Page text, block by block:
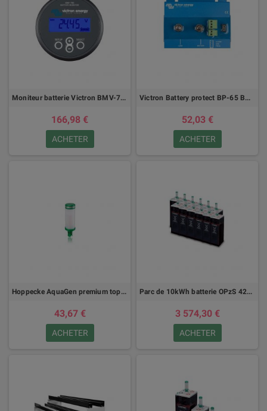
Moniteur batterie Victron BMV-700 series
166,98 €
ACHETER
Victron Battery protect BP-65 BP-100 BP-220
52,03 €
ACHETER
Hoppecke AquaGen premium top V
43,67 €
ACHETER
Parc de 10kWh batterie OPzS 420 24V
3 574,30 €
ACHETER